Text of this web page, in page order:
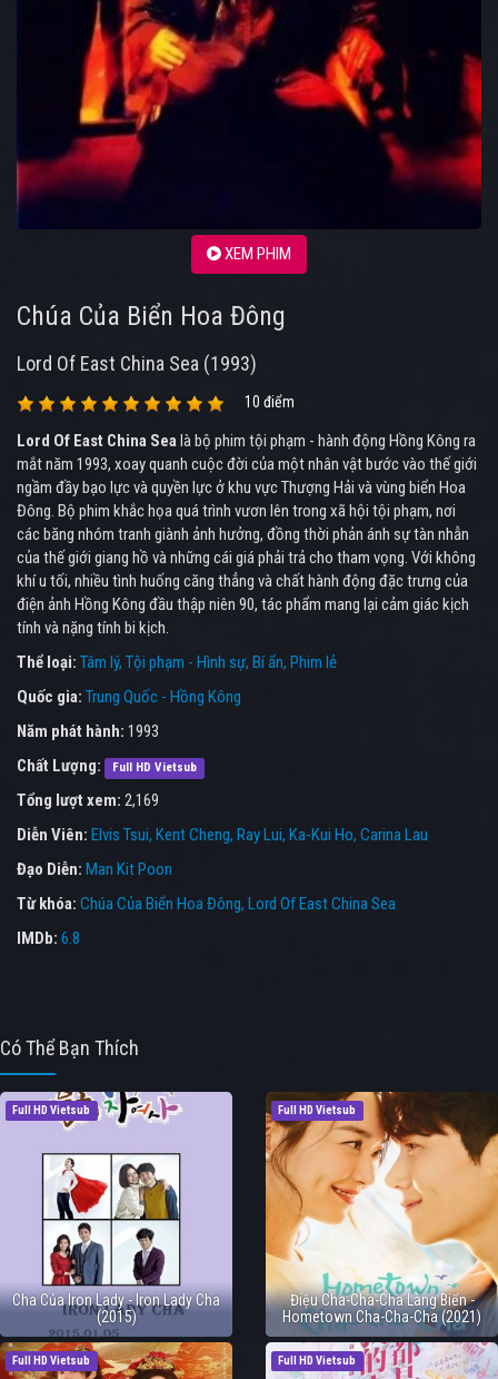
XEM PHIM
Chúa Của Biển Hoa Đông
Lord Of East China Sea (1993)
10 điểm
Lord Of East China Sea là bộ phim tội phạm - hành động Hồng Kông ra
mắt năm 1993, xoay quanh cuộc đời của một nhân vật bước vào thế giới
ngầm đầy bạo lực và quyền lực ở khu vực Thượng Hải và vùng biển Hoa
Đông. Bộ phim khắc họa quá trình vươn lên trong xã hội tội phạm, nơi
các băng nhóm tranh giành ảnh hưởng, đồng thời phản ánh sự tàn nhẫn
của thế giới giang hồ và những cái giá phải trả cho tham vọng. Với không
khí u tối, nhiều tình huống căng thẳng và chất hành động đặc trưng của
điện ảnh Hồng Kông đầu thập niên 90, tác phẩm mang lại cảm giác kịch
tính và nặng tính bi kịch.
Thể loại: Tâm lý Tội phạm - Hình sự Bí ẩn Phim lẻ
Quốc gia: Trung Quốc - Hồng Kông
Năm phát hành: 1993
Chất Lượng:
Full HD Vietsub
Tổng lượt xem: 2,169
Diễn Viên: Elvis Tsui Kent Cheng Ray Lui Ka-Kui Ho Carina Lau
Đạo Diễn: Man Kit Poon
Từ khóa: Chúa Của Biển Hoa Đông, Lord Of East China Sea
IMDb: 6.8
Có Thể Bạn Thích
Full HD Vietsub
Cha Của Iron Lady - Iron Lady Cha
(2015)
Full HD Vietsub
Điệu Cha-Cha-Cha Làng Biển -
Hometown Cha-Cha-Cha (2021)
Full HD Vietsub Full HD Vietsub